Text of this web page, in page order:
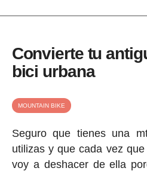
Convierte tu
bici urbana
MOUNTAIN BIKE
Seguro que tienes una
utilizas y que cada vez
voy a deshacer de ella